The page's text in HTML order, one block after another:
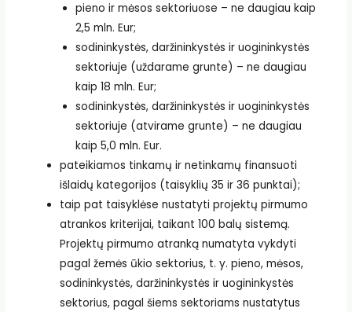
pieno ir mėsos sektoriuose – ne daugiau kaip
2,5 mln. Eur;
sodininkystės, daržininkystės ir uogininkystės
sektoriuje (uždarame grunte) – ne daugiau
kaip 18 mln. Eur;
sodininkystės, daržininkystės ir uogininkystės
sektoriuje (atvirame grunte) – ne daugiau
kaip 5,0 mln. Eur.
pateikiamos tinkamų ir netinkamų finansuoti
išlaidų kategorijos (taisyklių 35 ir 36 punktai);
taip pat taisyklėse nustatyti projektų pirmumo
atrankos kriterijai, taikant 100 balų sistemą.
Projektų pirmumo atranką numatyta vykdyti
pagal žemės ūkio sektorius, t. y. pieno, mėsos,
sodininkystės, daržininkystės ir uogininkystės
sektorius, pagal šiems sektoriams nustatytus